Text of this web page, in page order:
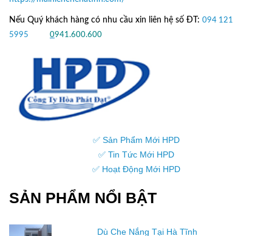
Nếu Quý khách hàng có nhu cầu xin liên hệ số ĐT: 094 121
5995
0941.600.600
✅ Sản Phẩm Mới HPD
✅ Tin Tức Mới HPD
✅ Hoạt Động Mới HPD
SẢN PHẨM NỔI BẬT
Dù Che Nắng Tại Hà Tĩnh